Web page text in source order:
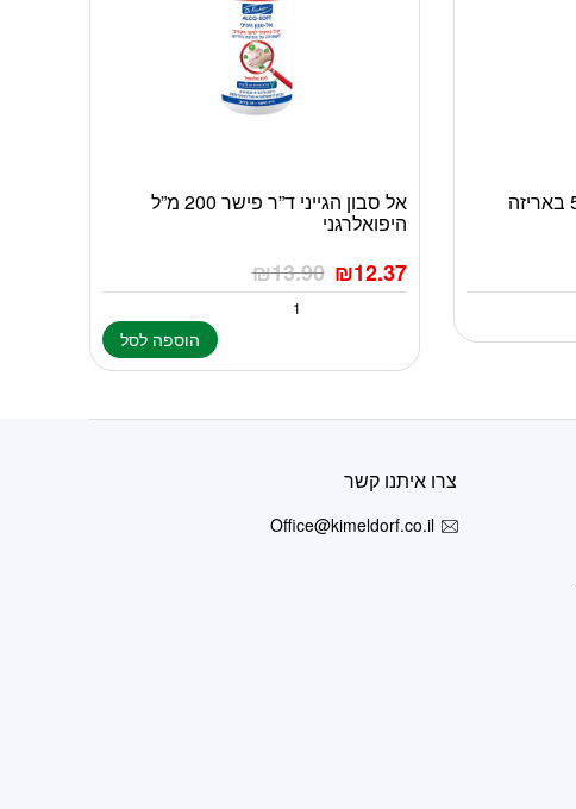
ספריי הגנה שקוף 50SPF באריזה אל סבון הגייני ד”ר פישר 200 מ”ל
היפואלרגני
₪13.90 ₪12.37
הוספה לסל
צרו איתנו קשר
Office@kimeldorf.co.il